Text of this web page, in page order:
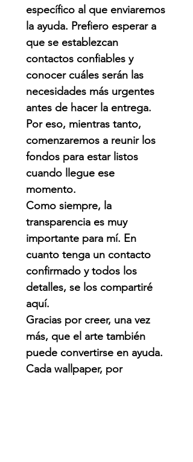
específico al que enviaremos
la ayuda. Prefiero esperar a
que se establezcan
contactos confiables y
conocer cuáles serán las
necesidades más urgentes
antes de hacer la entrega.
Por eso, mientras tanto,
comenzaremos a reunir los
fondos para estar listos
cuando llegue ese
momento.
Como siempre, la
transparencia es muy
importante para mí. En
cuanto tenga un contacto
confirmado y todos los
detalles, se los compartiré
aquí.
Gracias por creer, una vez
más, que el arte también
puede convertirse en ayuda.
Cada wallpaper, por